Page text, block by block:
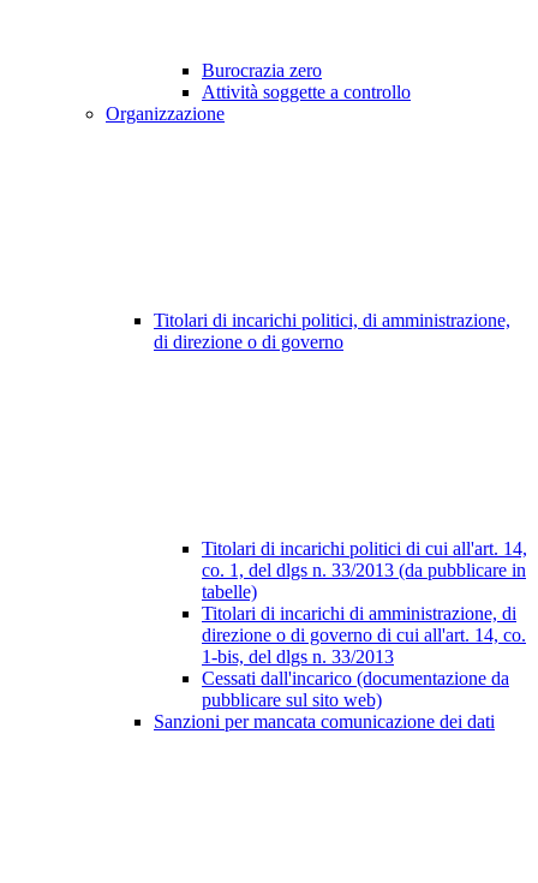
Burocrazia zero
Attività soggette a controllo
Organizzazione
Titolari di incarichi politici, di amministrazione,
di direzione o di governo
Titolari di incarichi politici di cui all'art. 14,
co. 1, del dlgs n. 33/2013 (da pubblicare in
tabelle)
Titolari di incarichi di amministrazione, di
direzione o di governo di cui all'art. 14, co.
1-bis, del dlgs n. 33/2013
Cessati dall'incarico (documentazione da
pubblicare sul sito web)
Sanzioni per mancata comunicazione dei dati